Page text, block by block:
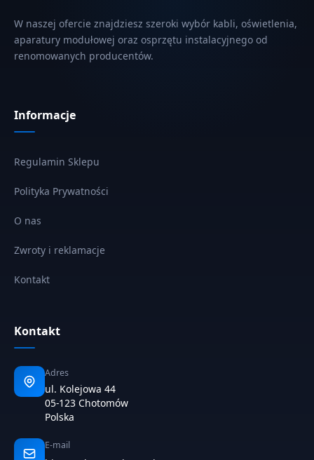
W naszej ofercie znajdziesz szeroki wybór kabli, oświetlenia,
aparatury modułowej oraz osprzętu instalacyjnego od
renomowanych producentów.
Informacje
Regulamin Sklepu
Polityka Prywatności
O nas
Zwroty i reklamacje
Kontakt
Kontakt
Adres
ul. Kolejowa 44
05-123 Chotomów
Polska
E-mail